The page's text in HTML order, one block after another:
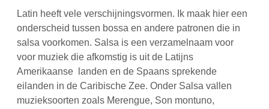
Latin heeft vele verschijningsvormen. Ik maak hier een
onderscheid tussen bossa en andere patronen die in
salsa voorkomen. Salsa is een verzamelnaam voor
voor muziek die afkomstig is uit de Latijns
Amerikaanse landen en de Spaans sprekende
eilanden in de Caribische Zee. Onder Salsa vallen
muzieksoorten zoals Merengue, Son montuno,